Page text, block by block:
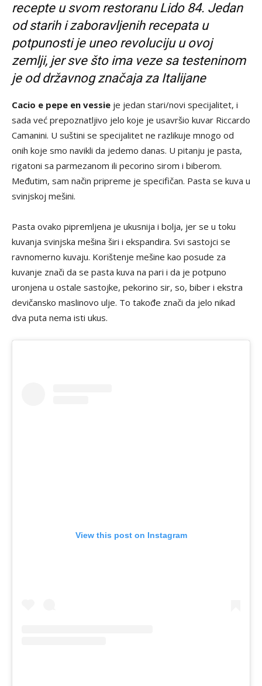
recepte u svom restoranu Lido 84. Jedan
od starih i zaboravljenih recepata u
potpunosti je uneo revoluciju u ovoj
zemlji, jer sve što ima veze sa testeninom
je od državnog značaja za Italijane
Cacio e pepe en vessie je jedan stari/novi specijalitet, i
sada već prepoznatljivo jelo koje je usavršio kuvar Riccardo
Camanini. U suštini se specijalitet ne razlikuje mnogo od
onih koje smo navikli da jedemo danas. U pitanju je pasta,
rigatoni sa parmezanom ili pecorino sirom i biberom.
Međutim, sam način pripreme je specifičan. Pasta se kuva u
svinjskoj mešini.
Pasta ovako pipremljena je ukusnija i bolja, jer se u toku
kuvanja svinjska mešina širi i ekspandira. Svi sastojci se
ravnomerno kuvaju. Korištenje mešine kao posude za
kuvanje znači da se pasta kuva na pari i da je potpuno
uronjena u ostale sastojke, pekorino sir, so, biber i ekstra
devičansko maslinovo ulje. To takođe znači da jelo nikad
dva puta nema isti ukus.
View this post on Instagram